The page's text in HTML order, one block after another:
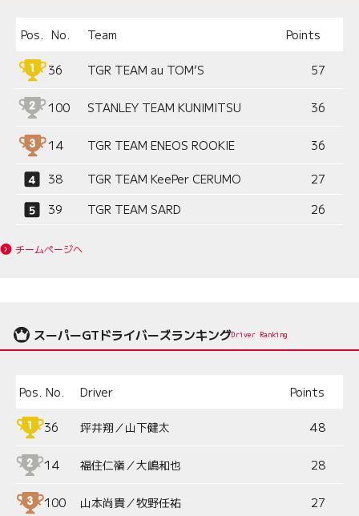
Pos. No. Team Points
36 TGR TEAM au TOM’S 57
100 STANLEY TEAM KUNIMITSU 36
14 TGR TEAM ENEOS ROOKIE 36
38 TGR TEAM KeePer CERUMO
27
39
TGR TEAM SARD 26
チームページへ
スーパーGTドライバーズランキングDriver Ranking
Pos. No. Driver Points
36 坪井翔／山下健太 48
14 福住仁嶺／大嶋和也 28
100 山本尚貴／牧野任祐 27